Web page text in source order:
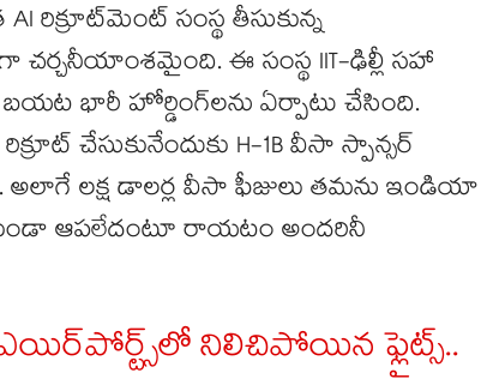
రిక్రూట్‌మెంట్ సంస్థ తీసుకున్న
ఈ సంస్థ IIT-ఢిల్లీ సహా
భారీ హోర్డింగ్‌లను ఏర్పాటు చేసింది.
చేసుకునేందుకు H-1B వీసా స్పాన్సర్
అలాగే లక్ష డాలర్ల వీసా ఫీజులు తమను ఇండియా
ఆపలేదంటూ రాయటం అందరినీ
నిలిచిపోయిన ఫ్లైట్స్..